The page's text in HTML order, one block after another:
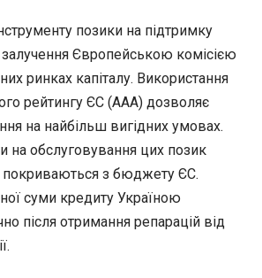
позики на підтримку
Європейською комісією
ринках капіталу. Використання
рейтингу ЄС (ААА) дозволяє
на найбільш вигідних умовах.
на обслуговування цих позик
покриваються з бюджету ЄС.
суми кредиту Україною
після отримання репарацій від